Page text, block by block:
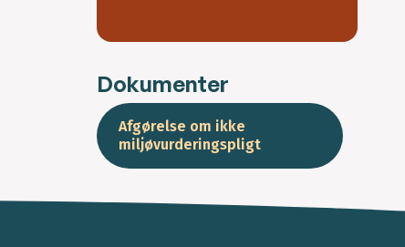
Dokumenter
Afgørelse om ikke
miljøvurderingspligt